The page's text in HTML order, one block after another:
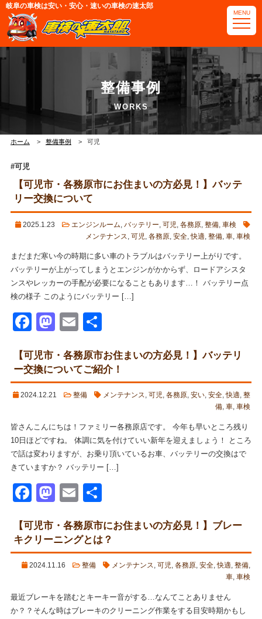
岐阜の車検は安い・安心・速いの車検の速太郎
電話番号・アクセス
那加岐南店
MENU
整備事例
ホーム 整備事例 可児
#可児
【可児市・各務原市にお住まいの方必見！】バッテ
リー交換について
2025.1.23 エンジンルーム バッテリー 可児 各務原, 整備, 車検
メンテナンス
可児 各務原, 安全,快適 整備, 車, 車検
まだまだ寒い今の時期に多い車のトラブルはバッテリー上がりです。
バッテリーが上がってしまうとエンジンがかからず、ロードアシスタ
ンスやレッカーの手配が必要になることもあります…！ バッテリー点
検の様子 このようにバッテリー […]
Facebook
Mastodon
Email
【可児市・各務原市お住まいの方必見！】バッテリ
ー交換についてご紹介！
2024.12.21 整備 メンテナンス 可児 各務原, 安い, 安全,快適 整
備, 車, 車検
皆さんこんにちは！ファミリー各務原店です。 今年も早いところ残り
10日ほどですね。 体調に気を付けていい新年を迎えましょう！ ところ
で話は変わりますが、お乗り頂いているお車、バッテリーの交換はで
きていますか？ バッテリー […]
Facebook
Mastodon
Email
【可児市・各務原市にお住まいの方必見！】ブレー
キクリーニングとは？
2024.11.16 整備 メンテナンス, 可児, 各務原, 安全,快適, 整備,
車, 車検
最近ブレーキを踏むとキーキー音がする…なんてことありません
か？？そんな時はブレーキのクリーニング作業をする目安時期かもし